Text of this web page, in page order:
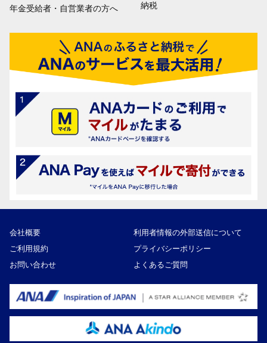
年金受給者・自営業者の方へ
納税
会社概要
利用者情報の外部送信について
ご利用規約
プライバシーポリシー
お問い合わせ
よくあるご質問